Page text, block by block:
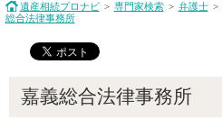
遺産相続プロナビ 専門家検索 弁護士
総合法律事務所
嘉義総合法律事務所